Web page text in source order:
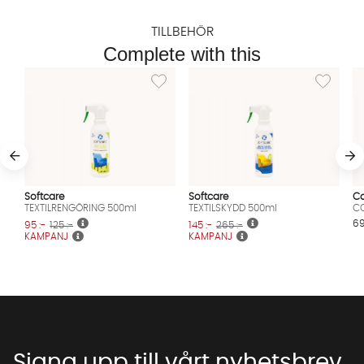
TILLBEHÖR
Complete with this
Lägg till i önskelista: TEXTILRENGÖRING
Softcare
TEXTILRENGÖRING 500ml
KAMPANJ
95 :- 125 :-
Lägg till i
Softcare
TEXTILSKYDD 500ml
KAMPANJ
145 :- 265 :-